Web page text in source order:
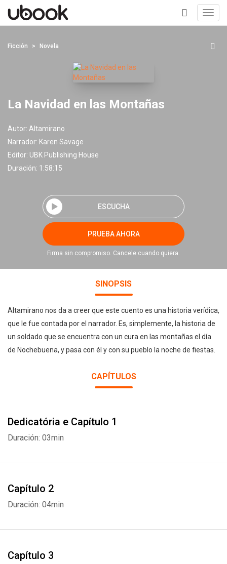
+
Ficción Novela
La Navidad en las Montañas
Autor: Altamirano
Narrador: Karen Savage
Editor: UBK Publishing House
Duración: 1:58:15
ESCUCHA
PRUEBA AHORA
Firma sin compromiso. Cancele cuando quiera.
SINOPSIS
Altamirano nos da a creer que este cuento es una historia verídica,
que le fue contada por el narrador. Es, simplemente, la historia de
un soldado que se encuentra con un cura en las montañas el día
de Nochebuena, y pasa con él y con su pueblo la noche de fiestas.
CAPÍTULOS
Dedicatória e Capítulo 1
Duración: 03min
Capítulo 2
Duración: 04min
Capítulo 3